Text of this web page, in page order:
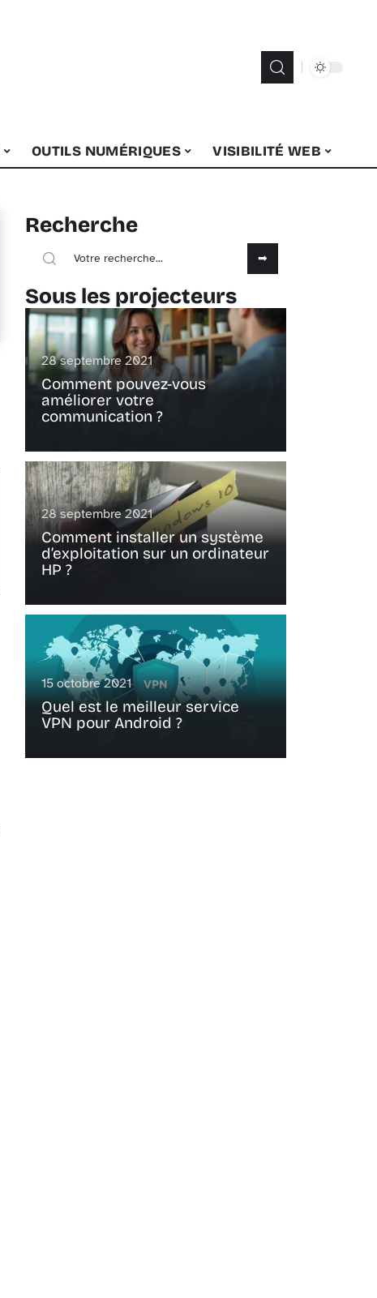
OUTILS NUMÉRIQUES VISIBILITÉ WEB
Recherche
Sous les projecteurs
28 septembre 2021
Comment pouvez-vous
améliorer votre
communication ?
28 septembre 2021
Comment installer un système
d’exploitation sur un ordinateur
HP ?
15 octobre 2021
Quel est le meilleur service
VPN pour Android ?